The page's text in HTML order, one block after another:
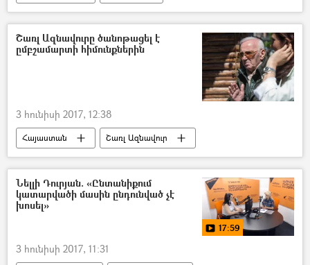
Շառլ Ազնավուրը ծանոթացել է
ըմբշամարտի հիմունքներին
3 հունիսի 2017, 12:38
Հայաստան Շառլ Ազնավուր
Նելլի Դուրյան. «Ընտանիքում
կատարվածի մասին ընդունված չէ
խոսել»
17:59
3 հունիսի 2017, 11:31